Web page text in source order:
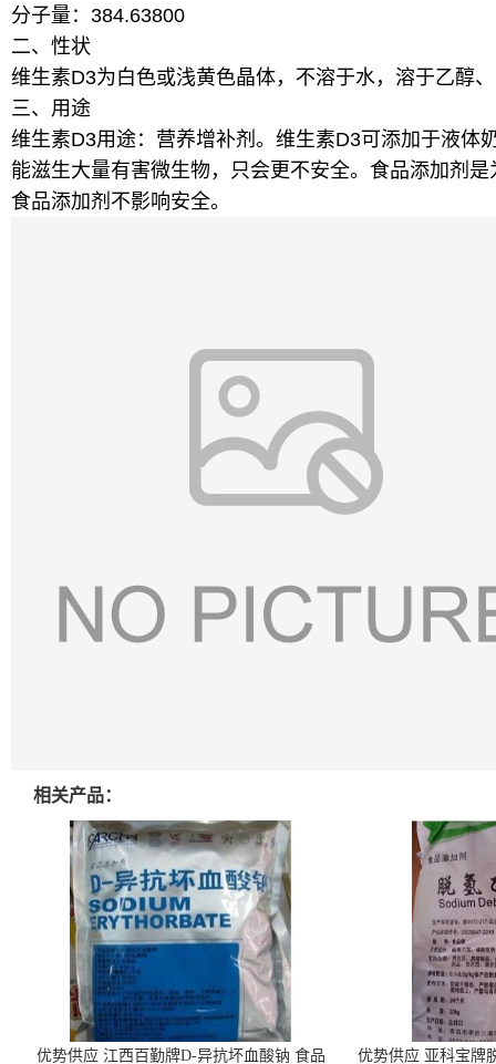
分子量：384.63800
二、性状
维生素D3为白色或浅黄色晶体，不溶于水，溶于乙醇
三、用途
维生素D3用途：营养增补剂。维生素D3可添加于液体
能滋生大量有害微生物，只会更不安全。食品添加剂
食品添加剂不影响安全。
相关产品：
优势供应 江西百勤牌D-异抗坏血酸钠 食品 优势供应 亚科宝牌